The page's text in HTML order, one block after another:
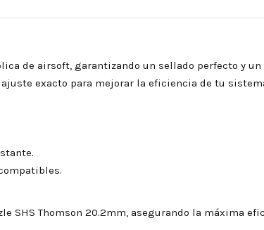
de airsoft, garantizando un sellado perfecto y
exacto para mejorar la eficiencia de tu
Thomson 20.2mm, asegurando la máxima